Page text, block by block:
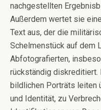
nachgestellten
Außerdem wertet sie
Text aus, der die
Schelmenstück auf dem
Abfotografierten,
rückständig diskreditiert.
bildlichen Porträts leiten
und Identität, zu